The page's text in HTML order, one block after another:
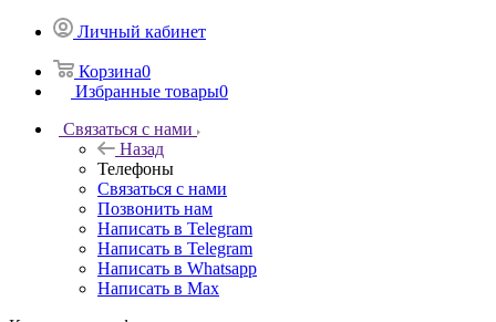
Личный кабинет
Корзина0
Избранные товары0
Связаться с нами
Назад
Телефоны
Связаться с нами
Позвонить нам
Написать в Telegram
Написать в Telegram
Написать в Whatsapp
Написать в Max